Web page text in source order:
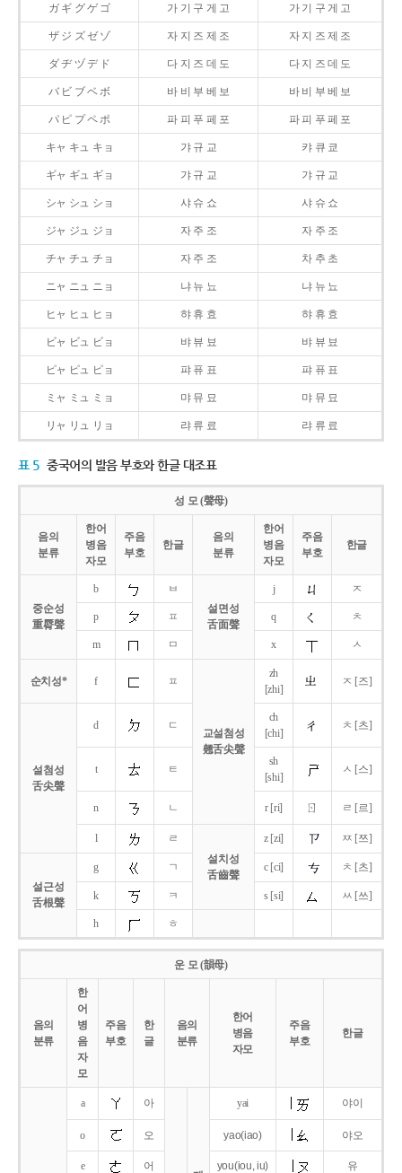
ガ ギ グ ゲ ゴ 가 기 구 게 고 가 기 구 게 고
ザ ジ ズ ゼ ゾ 자 지 즈 제 조 자 지 즈 제 조
ダ ヂ ヅ デ ド 다 지 즈 데 도 다 지 즈 데 도
バ ビ ブ ベ ボ 바 비 부 베 보 바 비 부 베 보
パ ピ プ ペ ポ 파 피 푸 페 포 파 피 푸 페 포
キャ キュ キョ 갸 규 교 캬 큐 쿄
ギャ ギュ ギョ 갸 규 교 갸 규 교
シャ シュ ショ 샤 슈 쇼 샤 슈 쇼
ジャ ジュ ジョ 자 주 조 자 주 조
チャ チュ チョ 자 주 조 차 추 초
ニャ ニュ ニョ 냐 뉴 뇨 냐 뉴 뇨
ヒャ ヒュ ヒョ 햐 휴 효 햐 휴 효
ビャ ビュ ビョ 뱌 뷰 뵤 뱌 뷰 뵤
ピャ ピュ ピョ 퍄 퓨 표 퍄 퓨 표
ミャ ミュ ミョ 먀 뮤 묘 먀 뮤 묘
リャ リュ リョ 랴 류 료 랴 류 료
표 5 중국어의 발음 부호와 한글 대조표
성 모 (聲母)
음의
분류
한어
병음
자모
주음
부호
한글
음의
분류
한어
병음
자모
주음
부호
한글
중순성
重脣聲
b
ㅂ
설면성
舌面聲
j ㅈ
p ㅍ q ㅊ
m ㅁ x ㅅ
순치성* f ㅍ
교설첨성
翹舌尖聲
zh
[zhi]
ㅈ [즈]
설첨성
舌尖聲
d ㄷ
ch
[chi]
ㅊ [츠]
t ㅌ
sh
[shi]
ㅅ [스]
n ㄴ r [ri] ㄖ ㄹ [르]
l
ㄹ
설치성
舌齒聲
z [zi] ㅉ [쯔]
설근성
舌根聲
g ㄱ c [ci] ㅊ [츠]
k ㅋ s [si] ㅆ [쓰]
h ㅎ
운 모 (韻母)
음의
분류
한
어
병
음
자
모
주음
부호
한
글
음의
분류
한어
병음
자모
주음
부호
한글
a 아 yai 야이
o 오 yao(iao) 야오
e 어 you(iou,iu) 유